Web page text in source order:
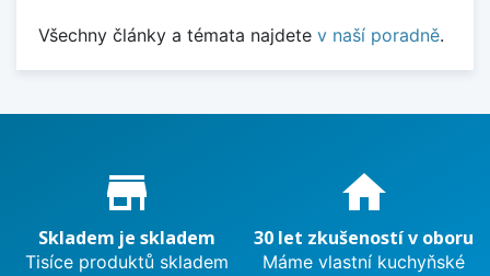
Všechny články a témata najdete v naší poradně.
Proč nakupovat u nás?
store_mall_directory
Skladem je skladem
Tisíce produktů skladem
home
30 let zkušeností v oboru
Máme vlastní kuchyňské